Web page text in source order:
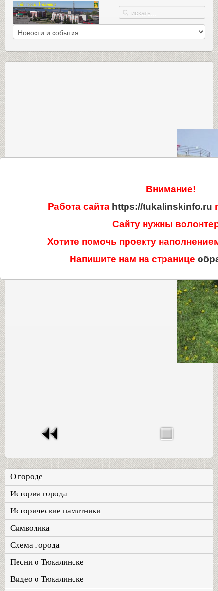
О городе
История города
Исторические памятники
Символика
Схема города
Песни о Тюкалинске
Видео о Тюкалинске
Внимание!
Работа сайта https://tukalinskinfo.ru
Сайту нужны
Хотите помочь проекту
Напишите нам на странице